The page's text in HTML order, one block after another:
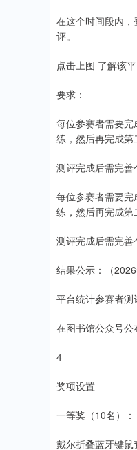
在这个时间段内，
评。
点击上图 了解该
要求：
每位参赛者需要完
练，然后再完成第
测评完成后需完善
每位参赛者需要完
练，然后再完成第
测评完成后需完善
结果公示：（2026
平台统计参赛者测
在图书馆公众号公
4
奖项设置
一等奖（10名）：
戴尔折叠蓝牙键